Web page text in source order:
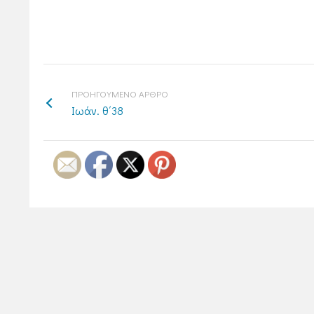
ΠΡΟΗΓΟΥΜΕΝΟ ΑΡΘΡΟ
Ιωάν. θ΄38